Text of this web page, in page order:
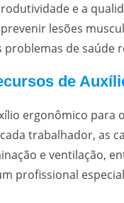
e a
lesões
de saúde
de
ergonômico
trabalhador, as
e ventilação,
profissional